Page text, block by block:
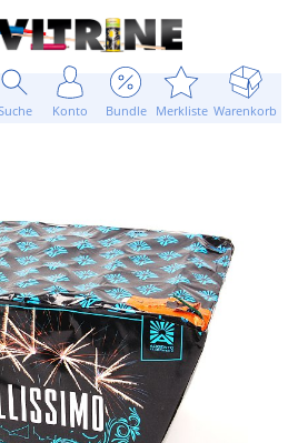
Konto Bundle Merkliste Warenkorb